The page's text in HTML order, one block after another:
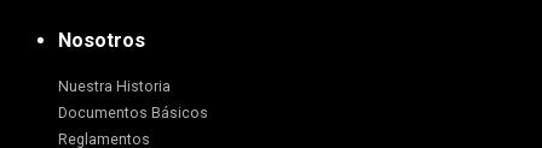
Nosotros
Nuestra Historia
Documentos Básicos
Reglamentos